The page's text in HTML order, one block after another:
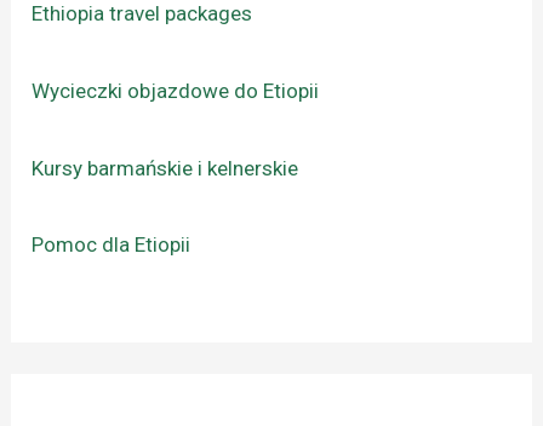
Ethiopia travel packages
Wycieczki objazdowe do Etiopii
Kursy barmańskie i kelnerskie
Pomoc dla Etiopii